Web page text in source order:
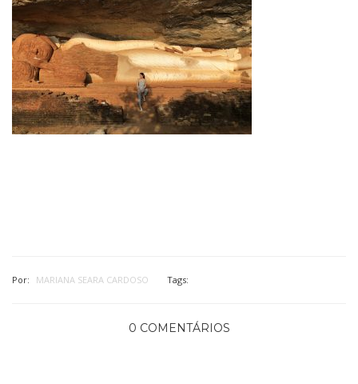
Por: MARIANA SEARA CARDOSO Tags:
0 COMENTÁRIOS